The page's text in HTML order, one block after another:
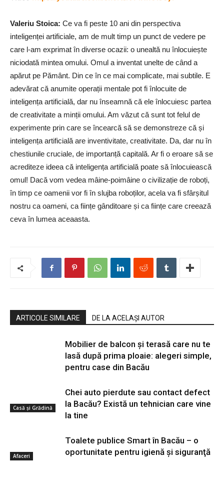
Valeriu Stoica: Ce va fi peste 10 ani din perspectiva
inteligenței artificiale, am de mult timp un punct de vedere pe
care l-am exprimat în diverse ocazii: o unealtă nu înlocuiește
niciodată mintea omului. Omul a inventat unelte de când a
apărut pe Pământ. Din ce în ce mai complicate, mai subtile. E
adevărat că anumite operații mentale pot fi înlocuite de
inteligența artificială, dar nu înseamnă că ele înlocuiesc partea
de creativitate a minții omului. Am văzut că sunt tot felul de
experimente prin care se încearcă să se demonstreze că și
inteligența artificială are inventivitate, creativitate. Da, dar nu în
chestiunile cruciale, de importanță capitală. Ar fi o eroare să se
acrediteze ideea că inteligența artificială poate să înlocuiească
omul! Dacă vom vedea mâine-poimâine o civilizație de roboți,
în timp ce oamenii vor fi în slujba roboților, acela va fi sfârșitul
nostru ca oameni, ca ființe gânditoare și ca ființe care creează
ceva în lumea aceaasta.
ARTICOLE SIMILARE DE LA ACELAȘI AUTOR
Casă şi Grădină
Mobilier de balcon și terasă care nu te
lasă după prima ploaie: alegeri simple,
pentru case din Bacău
Afaceri
Chei auto pierdute sau contact defect
la Bacău? Există un tehnician care vine
la tine
Toalete publice Smart în Bacău – o
oportunitate pentru igienă şi siguranţă